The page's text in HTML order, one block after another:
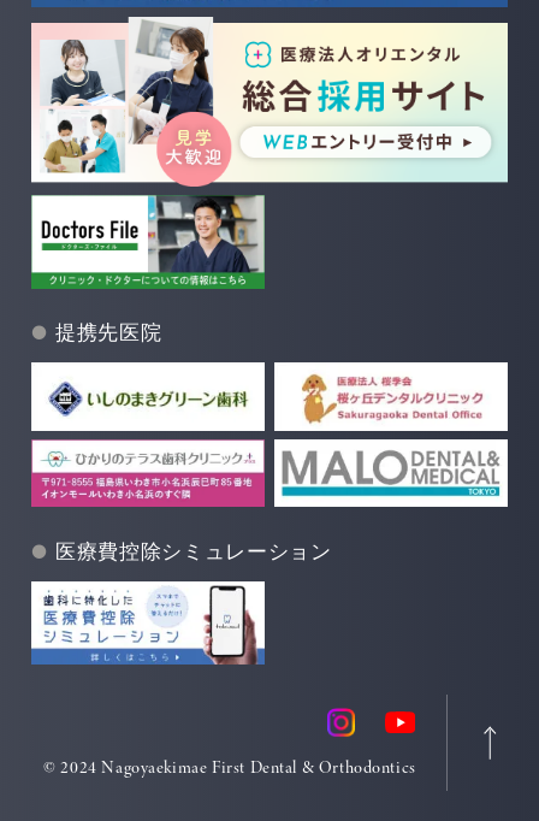
提携先医院
医療費控除シミュレーション
© 2024 Nagoyaekimae First Dental & Orthodontics